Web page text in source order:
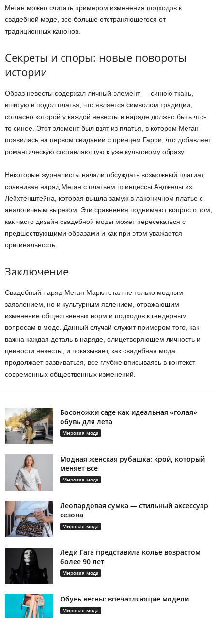
Меган можно считать примером изменения подходов к
свадебной моде, все больше отстраняющегося от
традиционных канонов.
Секреты и споры: новые повороты
истории
Образ невесты содержал личный элемент — синюю ткань,
вшитую в подол платья, что является символом традиции,
согласно которой у каждой невесты в наряде должно быть что-
то синее. Этот элемент был взят из платья, в котором Меган
появилась на первом свидании с принцем Гарри, что добавляет
романтическую составляющую к уже культовому образу.
Некоторые журналисты начали обсуждать возможный плагиат,
сравнивая наряд Меган с платьем принцессы Анджелы из
Лейхтенштейна, которая вышла замуж в лаконичном платье с
аналогичным вырезом. Эти сравнения поднимают вопрос о том,
как часто дизайн свадебной моды может пересекаться с
предшествующими образами и как при этом уважается
оригинальность.
Заключение
Свадебный наряд Меган Маркл стал не только модным
заявлением, но и культурным явлением, отражающим
изменение общественных норм и подходов к гендерным
вопросам в моде. Данный случай служит примером того, как
важна каждая деталь в наряде, олицетворяющем личность и
ценности невесты, и показывает, как свадебная мода
продолжает развиваться, все глубже вписываясь в контекст
современных общественных изменений.
Босоножки cage как идеальная «голая»
обувь для лета
Мировая мода
Модная женская рубашка: крой, который
меняет все
Мировая мода
Леопардовая сумка — стильный аксессуар
сезона
Мировая мода
Леди Гага представила колье возрастом
более 90 лет
Мировая мода
Обувь весны: впечатляющие модели
Мировая мода